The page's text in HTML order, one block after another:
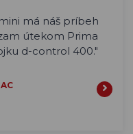
má náš príbeh
útekom Prima
d-control 400."